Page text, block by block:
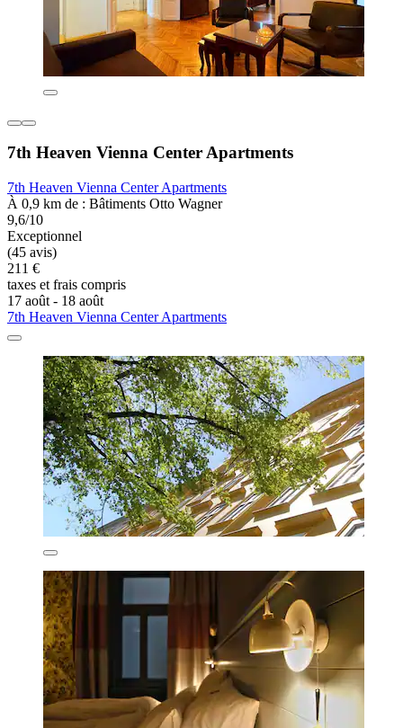
7th Heaven Vienna Center Apartments
7th Heaven Vienna Center Apartments
À 0,9 km de : Bâtiments Otto Wagner
9,6/10
Exceptionnel
(45 avis)
211 €
taxes et frais compris
17 août - 18 août
7th Heaven Vienna Center Apartments